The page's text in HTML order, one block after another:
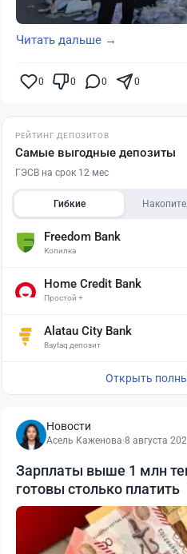
Читать дальше →
0 0 0 0
РЕЙТИНГ ДЕПОЗИТОВ
Самые выгодные депозиты
ГЭСВ на срок 12 мес
Гибкие
Freedom Bank
Копилка
Home Credit Bank
Простой +
Alatau City Bank
Baytaq депозит
Открыть
Новости
Асель Каженова·8 августа
Зарплаты выше 1 млн
готовы столько платить